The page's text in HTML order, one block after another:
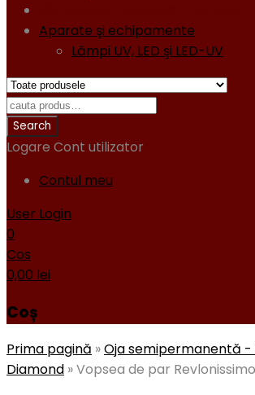
Aparate şi echipamente
Lămpi UV, LED şi LED-UV
Logare Cont utilizator
Contul meu
User Login
0
Cos
0,00 lei
Coș
Prima pagină »Oja semipermanentă -
Diamond »Vopsea de par